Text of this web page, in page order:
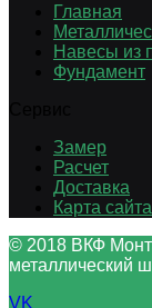
Главная
Навесы из
Фундамент
Замер
Расчет
Доставка
Карта сайта
© 2018 ВКФ
металлический
VK